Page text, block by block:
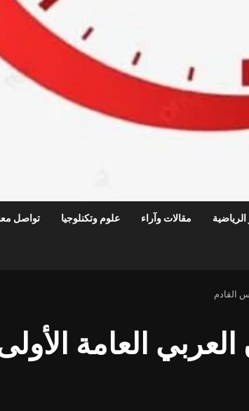
الرياضية مقالات وآراء علوم وتكنلوجيا تواصل
القادم
العامة